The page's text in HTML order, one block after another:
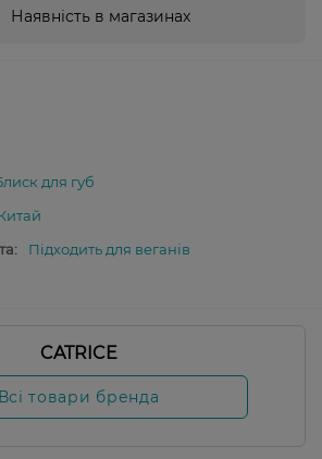
Наявність в магазинах
для губ
Підходить для веганів
CATRICE
Всі товари бренда